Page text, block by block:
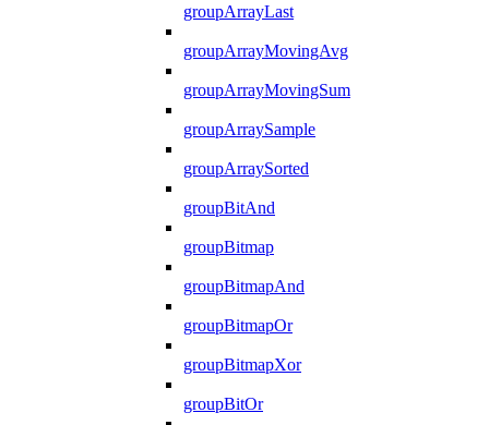
groupArrayLast
groupArrayMovingAvg
groupArrayMovingSum
groupArraySample
groupArraySorted
groupBitAnd
groupBitmap
groupBitmapAnd
groupBitmapOr
groupBitmapXor
groupBitOr